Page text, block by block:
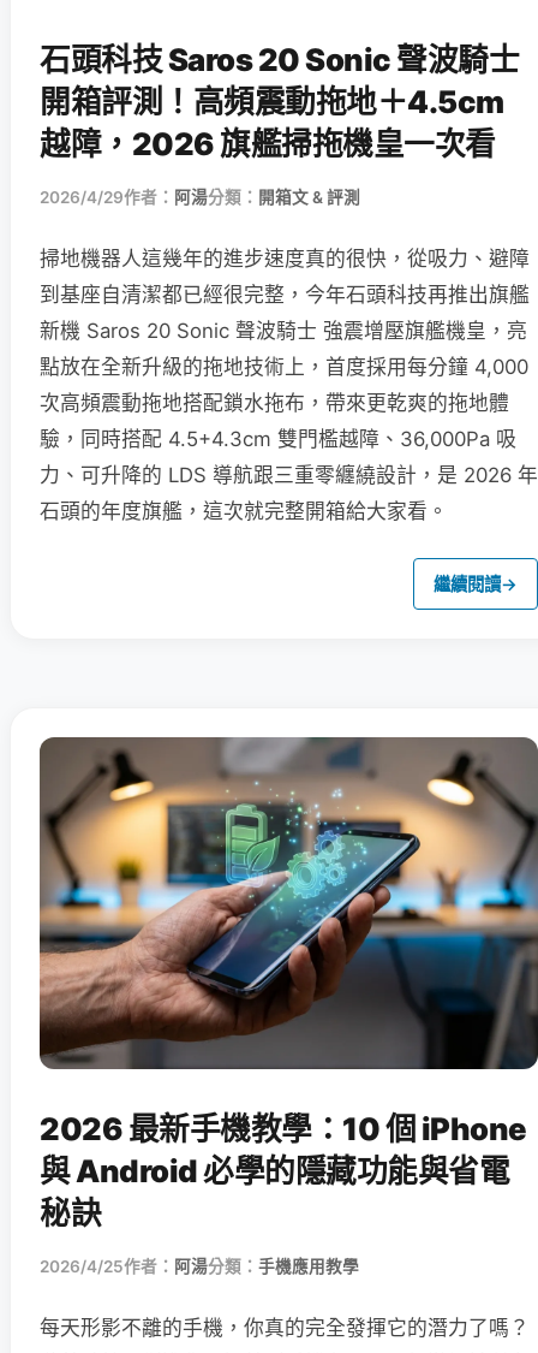
石頭科技 Saros 20 Sonic 聲波騎士
開箱評測！高頻震動拖地＋4.5cm
越障，2026 旗艦掃拖機皇一次看
2026/4/29作者： 阿湯分類： 開箱文 & 評測
掃地機器人這幾年的進步速度真的很快，從吸力、避障
到基座自清潔都已經很完整，今年石頭科技再推出旗艦
新機 Saros 20 Sonic 聲波騎士 強震增壓旗艦機皇，亮
點放在全新升級的拖地技術上，首度採用每分鐘 4,000
次高頻震動拖地搭配鎖水拖布，帶來更乾爽的拖地體
驗，同時搭配 4.5+4.3cm 雙門檻越障、36,000Pa 吸
力、可升降的 LDS 導航跟三重零纏繞設計，是 2026 年
石頭的年度旗艦，這次就完整開箱給大家看。
繼續閱讀→
2026 最新手機教學：10 個 iPhone
與 Android 必學的隱藏功能與省電
秘訣
2026/4/25作者： 阿湯分類： 手機應用教學
每天形影不離的手機，你真的完全發揮它的潛力了嗎？